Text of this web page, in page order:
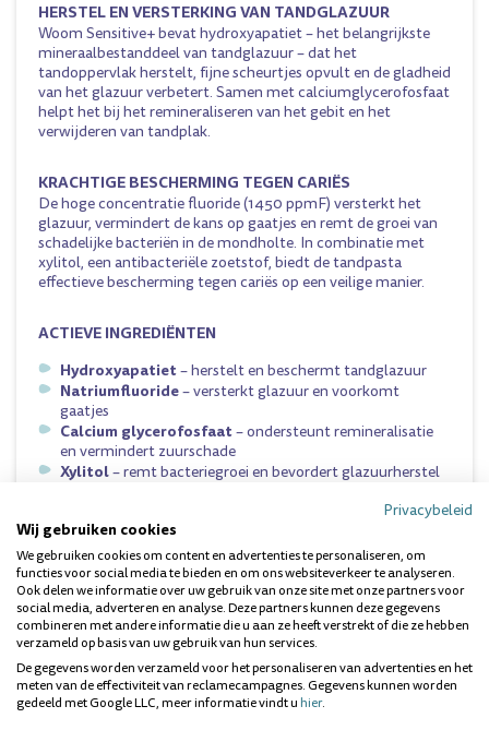
HERSTEL EN VERSTERKING VAN TANDGLAZUUR
Woom Sensitive+ bevat hydroxyapatiet – het belangrijkste
mineraalbestanddeel van tandglazuur – dat het
tandoppervlak herstelt, fijne scheurtjes opvult en de gladheid
van het glazuur verbetert. Samen met calciumglycerofosfaat
helpt het bij het remineraliseren van het gebit en het
verwijderen van tandplak.
KRACHTIGE BESCHERMING TEGEN CARIËS
De hoge concentratie fluoride (1450 ppmF) versterkt het
glazuur, vermindert de kans op gaatjes en remt de groei van
schadelijke bacteriën in de mondholte. In combinatie met
xylitol, een antibacteriële zoetstof, biedt de tandpasta
effectieve bescherming tegen cariës op een veilige manier.
ACTIEVE INGREDIËNTEN
Hydroxyapatiet– herstelt en beschermt tandglazuur
Natriumfluoride– versterkt glazuur en voorkomt
gaatjes
Calcium glycerofosfaat– ondersteunt remineralisatie
en vermindert zuurschade
Xylitol– remt bacteriegroei en bevordert glazuurherstel
ZONDER AGRESSIEVE TOEVOEGINGEN – VEILIG VOOR
DAGELIJKS GEBRUIK
Woom Sensitive+ is vrij van SLS, SLES, parabenen,
chloorhexidine, triclosan en peroxiden. De tandpasta is mild,
maar krachtig genoeg om dagelijks effectieve bescherming
en verlichting te bieden.
Privacybeleid
Wij gebruiken cookies
We gebruiken cookies om content en advertenties te personaliseren, om
functies voor social media te bieden en om ons websiteverkeer te analyseren.
Ook delen we informatie over uw gebruik van onze site met onze partners voor
social media, adverteren en analyse. Deze partners kunnen deze gegevens
combineren met andere informatie die u aan ze heeft verstrekt of die ze hebben
verzameld op basis van uw gebruik van hun services.
De gegevens worden verzameld voor het personaliseren van advertenties en het
meten van de effectiviteit van reclamecampagnes. Gegevens kunnen worden
gedeeld met Google LLC, meer informatie vindt uhier.